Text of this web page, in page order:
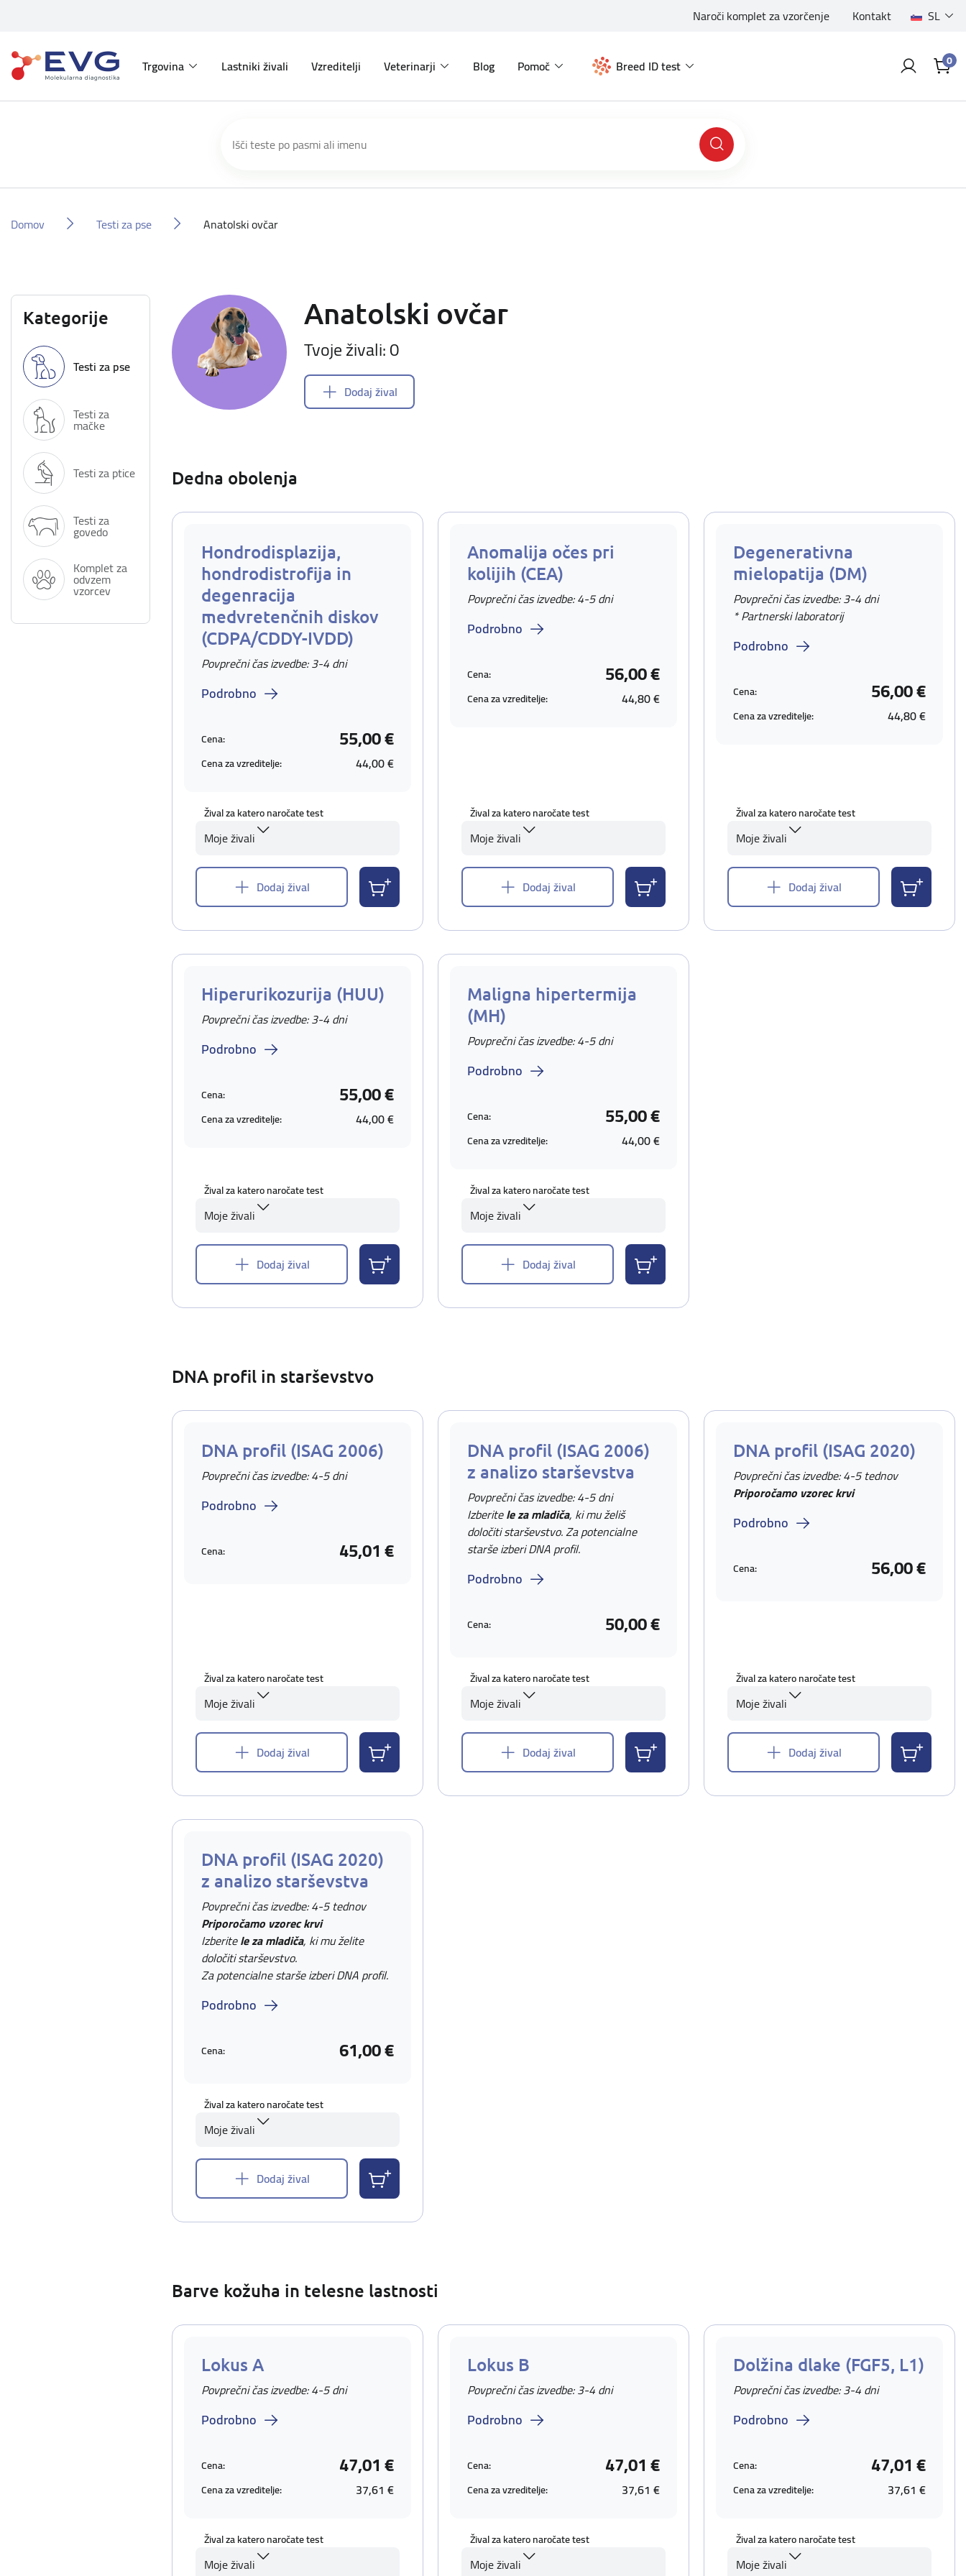
Naroči komplet za vzorčenje Kontakt SL
Trgovina Lastniki živali Vzreditelji Veterinarji Blog Pomoč Breed ID test 0
Domov Testi za pse Anatolski ovčar
Kategorije
Testi za pse
Testi za
mačke
Testi za ptice
Testi za
govedo
Komplet za
odvzem
vzorcev
Anatolski ovčar
Tvoje živali: 0
Dodaj žival
Dedna obolenja
Hondrodisplazija,
hondrodistrofija in
degenracija
medvretenčnih diskov
(CDPA/CDDY-IVDD)
Povprečni čas izvedbe: 3-4 dni
Podrobno
Cena: 55,00 €
Cena za vzreditelje: 44,00 €
Žival za katero naročate test
Moje živali
Dodaj žival
Anomalija očes pri
kolijih (CEA)
Povprečni čas izvedbe: 4-5 dni
Podrobno
Cena: 56,00 €
Cena za vzreditelje: 44,80 €
Žival za katero naročate test
Moje živali
Dodaj žival
Degenerativna
mielopatija (DM)
Povprečni čas izvedbe: 3-4 dni
* Partnerski laboratorij
Podrobno
Cena: 56,00 €
Cena za vzreditelje: 44,80 €
Žival za katero naročate test
Moje živali
Dodaj žival
Hiperurikozurija (HUU)
Povprečni čas izvedbe: 3-4 dni
Podrobno
Cena: 55,00 €
Cena za vzreditelje: 44,00 €
Žival za katero naročate test
Moje živali
Dodaj žival
Maligna hipertermija
(MH)
Povprečni čas izvedbe: 4-5 dni
Podrobno
Cena: 55,00 €
Cena za vzreditelje: 44,00 €
Žival za katero naročate test
Moje živali
Dodaj žival
DNA profil in starševstvo
DNA profil (ISAG 2006)
Povprečni čas izvedbe: 4-5 dni
Podrobno
Cena: 45,01 €
Žival za katero naročate test
Moje živali
Dodaj žival
DNA profil (ISAG 2006)
z analizo starševstva
Povprečni čas izvedbe: 4-5 dni
Izberitele za mladiča, ki mu želiš
določiti starševstvo. Za potencialne
starše izberi DNA profil.
Podrobno
Cena: 50,00 €
Žival za katero naročate test
Moje živali
Dodaj žival
DNA profil (ISAG 2020)
Povprečni čas izvedbe: 4-5 tednov
Priporočamo vzorec krvi
Podrobno
Cena: 56,00 €
Žival za katero naročate test
Moje živali
Dodaj žival
DNA profil (ISAG 2020)
z analizo starševstva
Povprečni čas izvedbe: 4-5 tednov
Priporočamo vzorec krvi
Izberitele za mladiča, ki mu želite
določiti starševstvo.
Za potencialne starše izberi DNA profil.
Podrobno
Cena: 61,00 €
Žival za katero naročate test
Moje živali
Dodaj žival
Barve kožuha in telesne lastnosti
Lokus A
Povprečni čas izvedbe: 4-5 dni
Podrobno
Cena: 47,01 €
Cena za vzreditelje: 37,61 €
Žival za katero naročate test
Moje živali
Lokus B
Povprečni čas izvedbe: 3-4 dni
Podrobno
Cena: 47,01 €
Cena za vzreditelje: 37,61 €
Žival za katero naročate test
Moje živali
Dolžina dlake (FGF5, L1)
Povprečni čas izvedbe: 3-4 dni
Podrobno
Cena: 47,01 €
Cena za vzreditelje: 37,61 €
Žival za katero naročate test
Moje živali